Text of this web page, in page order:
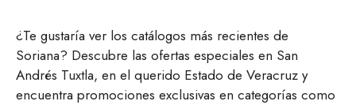
¿Te gustaría ver los catálogos más recientes de
Soriana? Descubre las ofertas especiales en San
Andrés Tuxtla, en el querido Estado de Veracruz y
encuentra promociones exclusivas en categorías como